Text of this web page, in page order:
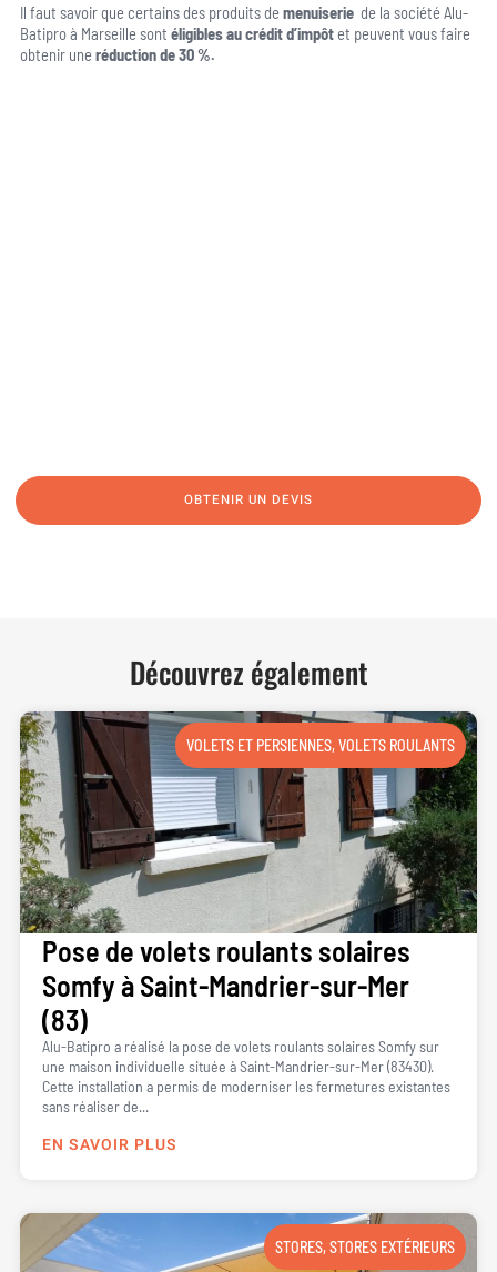
Il faut savoir que certains des produits de menuiserie de la société Alu-
Batipro à Marseille sont éligibles au crédit d’impôtet peuvent vous faire
obtenir une réduction de 30 %.
OBTENIR UN DEVIS
Découvrez également
VOLETS ET PERSIENNES,VOLETS ROULANTS
Pose de volets roulants solaires
Somfy à Saint-Mandrier-sur-Mer
(83)
Alu-Batipro a réalisé la pose de volets roulants solaires Somfy sur
une maison individuelle située à Saint-Mandrier-sur-Mer (83430).
Cette installation a permis de moderniser les fermetures existantes
sans réaliser de...
EN SAVOIR PLUS
STORES,STORES EXTÉRIEURS